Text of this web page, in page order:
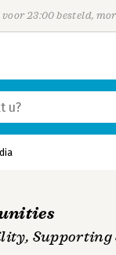
voor 23:00 besteld,